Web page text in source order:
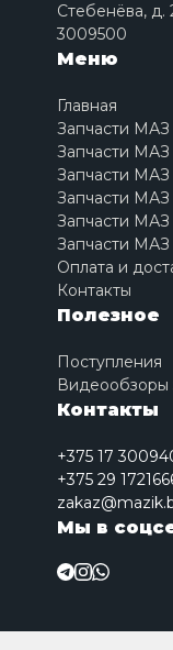
Стебенёва, д.
3009500
Меню
Главная
Запчасти
Запчасти МАЗ
Запчасти МАЗ
Запчасти МАЗ
Запчасти МАЗ
Запчасти МАЗ
Оплата и
Контакты
Полезное
Поступления
Видеообзоры
Контакты
+375 17
+375 29
Мы в